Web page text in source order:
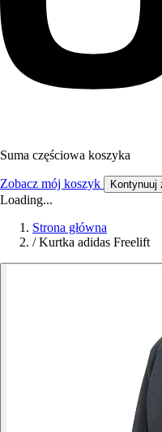
Suma częściowa koszyka
Zobacz mój koszyk Kontynuuj
Loading...
Strona główna
/ Kurtka adidas Freelift